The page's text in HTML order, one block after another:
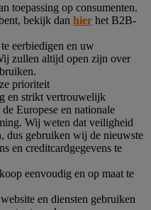
toepassing op consumenten.
bekijk dan hier het B2B-
eerbiedigen en uw
zullen altijd open zijn over
prioriteit
en strikt vertrouwelijk
Europese en nationale
Wij weten dat veiligheid
dus gebruiken wij de nieuwste
en creditcardgegevens te
eenvoudig en op maat te
en diensten gebruiken